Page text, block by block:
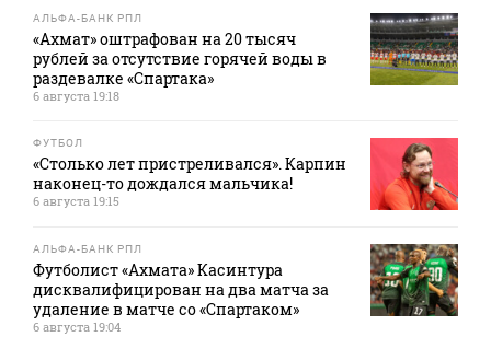
АЛЬФА-БАНК РПЛ
«Ахмат» оштрафован на 20 тысяч
рублей за отсутствие горячей воды в
раздевалке «Спартака»
6 августа 19:18
ФУТБОЛ
«Столько лет пристреливался». Карпин
наконец-то дождался мальчика!
6 августа 19:15
АЛЬФА-БАНК РПЛ
Футболист «Ахмата» Касинтура
дисквалифицирован на два матча за
удаление в матче со «Спартаком»
6 августа 19:04